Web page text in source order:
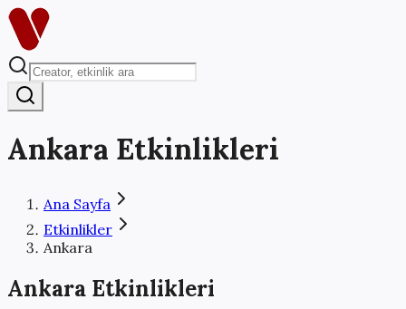
Ankara Etkinlikleri
Ana Sayfa
Etkinlikler
Ankara
Ankara Etkinlikleri